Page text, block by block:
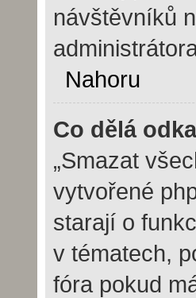
návštěvníků
Nahoru
Co dělá
„Smazat
vytvořené
starají o
v tématech,
fóra pokud